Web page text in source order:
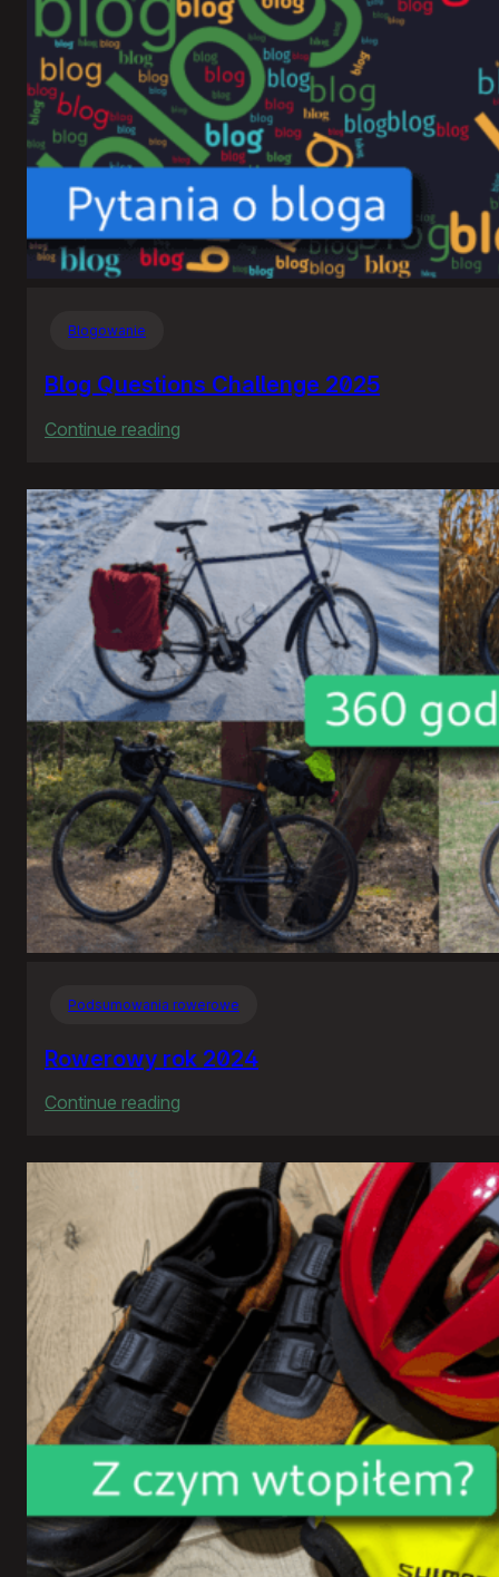
Blogowanie
Blog Questions Challenge 2025
Continue reading
Questions
Challenge
2025
Podsumowania rowerowe
Rowerowy rok 2024
Continue reading
rok
2024